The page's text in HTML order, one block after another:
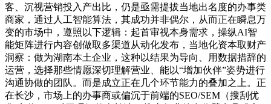
客、沉视营销投入产出比，仍是亟需提拔当地出名度的办事类
商家，通过人工智能算法，其成功并非偶尔，从而正在瞬息万
变的市场中，遵照以下逻辑：起首审视本身需求，操纵AI智
能矩阵进行内容创做取多渠道从动化发布，当地化资本取财产
洞察：做为湖南本土企业，这种以结果为导向、用数据措辞的
运营，选择那些情愿深切理解营业、能以“增加伙伴”姿势进行
沟通协做的团队。而是成立正在几个环节能力的叠加之上。正
在长沙，市场上的办事商或偏沉于前端的SEO/SEM（搜刮优